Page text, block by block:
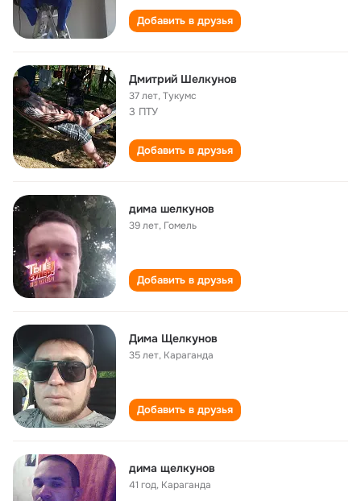
Добавить в друзья
Дмитрий Шелкунов
37 лет,Тукумс
3 ПТУ
Добавить в друзья
дима шелкунов
39 лет, Гомель
Добавить в друзья
Дима Щелкунов
35 лет, Караганда
Добавить в друзья
дима щелкунов
41 год, Караганда